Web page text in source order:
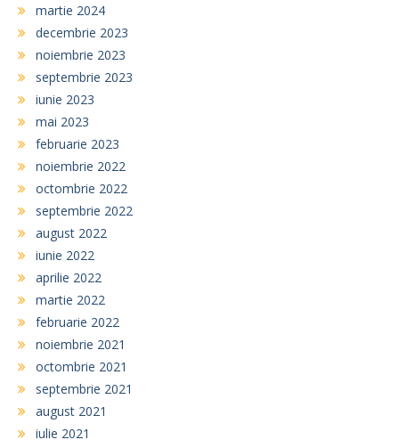
martie 2024
decembrie 2023
noiembrie 2023
septembrie 2023
iunie 2023
mai 2023
februarie 2023
noiembrie 2022
octombrie 2022
septembrie 2022
august 2022
iunie 2022
aprilie 2022
martie 2022
februarie 2022
noiembrie 2021
octombrie 2021
septembrie 2021
august 2021
iulie 2021